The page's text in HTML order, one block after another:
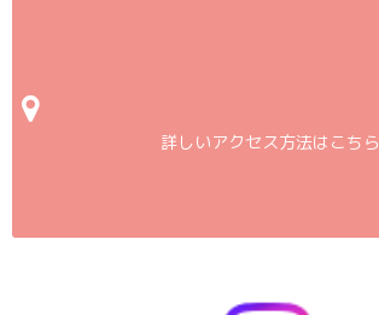
詳しいアクセス方法はこちら